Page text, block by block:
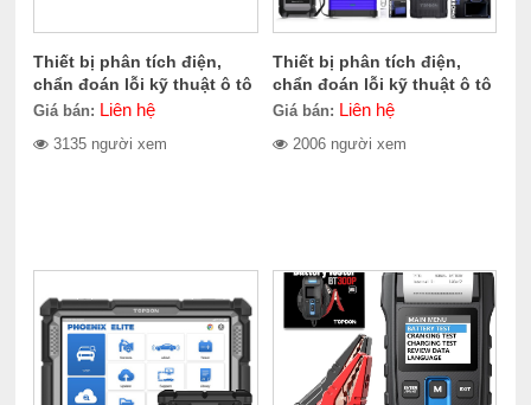
Thiết bị phân tích điện,
chẩn đoán lỗi kỹ thuật ô tô
Topdon Phoenix Smart
Giá bán: Liên hệ
3135 người xem
Thiết bị phân tích điện,
chẩn đoán lỗi kỹ thuật ô tô
Phoenix Max
Giá bán: Liên hệ
2006 người xem